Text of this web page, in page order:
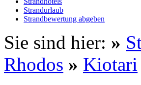
Strandurlaub
Strandbewertung abgeben
Sie sind hier: »
Rhodos » Kiotari